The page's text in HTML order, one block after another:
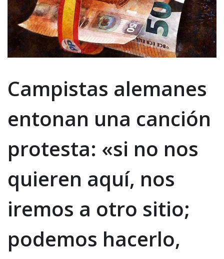
Campistas alemanes
entonan una canción
protesta: «si no nos
quieren aquí, nos
iremos a otro sitio;
podemos hacerlo,